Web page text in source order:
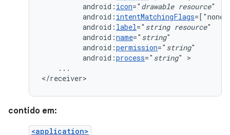
android: icon=" drawable resource
android: intentMatchingFlags=["none"
android: label=" string resource
android:name=" string
android:permission=" string
android:process=" string"
...
</receiver>
contido em:
<application>